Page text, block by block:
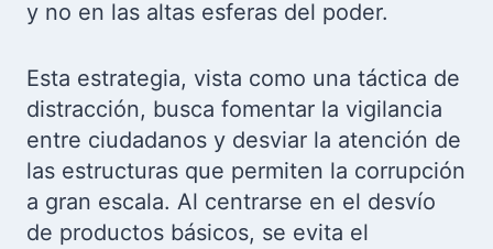
y no en las altas esferas del poder.
Esta estrategia, vista como una táctica de
distracción, busca fomentar la vigilancia
entre ciudadanos y desviar la atención de
las estructuras que permiten la corrupción
a gran escala. Al centrarse en el desvío
de productos básicos, se evita el